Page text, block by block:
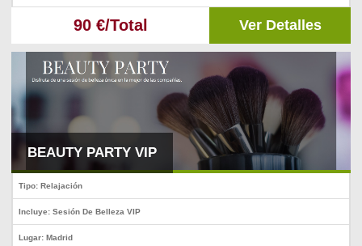
90 €/Total Ver Detalles
BEAUTY PARTY VIP
Tipo: Relajación
Incluye: Sesión De Belleza VIP
Lugar: Madrid